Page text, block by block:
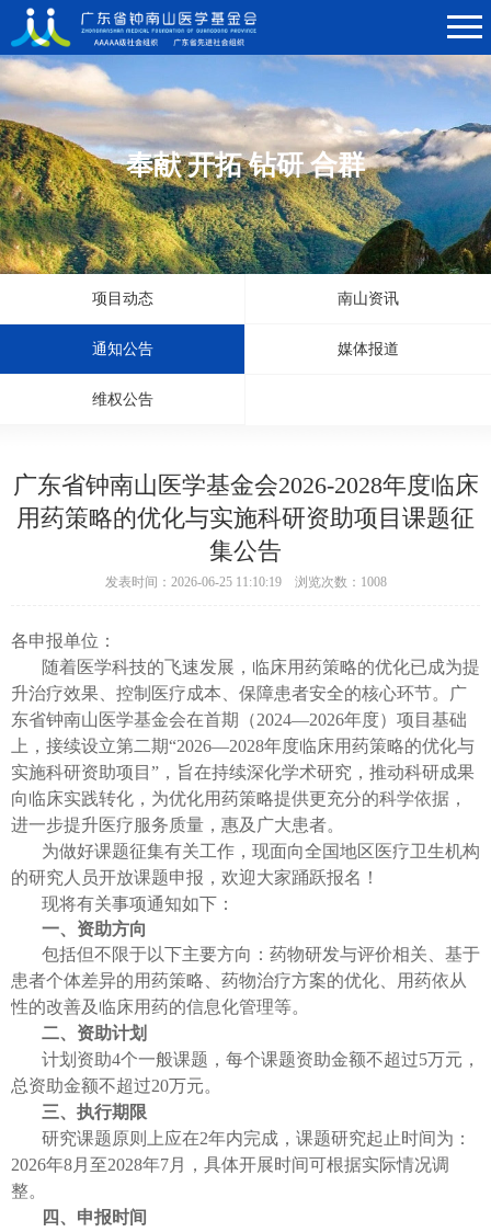
奉献 开拓 钻研 合群
项目动态 南山资讯
通知公告 媒体报道
维权公告
广东省钟南山医学基金会2026-2028年度临床
用药策略的优化与实施科研资助项目课题征
集公告
发表时间：2026-06-25 11:10:19 浏览次数：1008
各申报单位：
随着医学科技的飞速发展，临床用药策略的优化已成为提
升治疗效果、控制医疗成本、保障患者安全的核心环节。广
东省钟南山医学基金会在首期（2024—2026年度）项目基础
上，接续设立第二期“2026—2028年度临床用药策略的优化与
实施科研资助项目”，旨在持续深化学术研究，推动科研成果
向临床实践转化，为优化用药策略提供更充分的科学依据，
进一步提升医疗服务质量，惠及广大患者。
为做好课题征集有关工作，现面向全国地区医疗卫生机构
的研究人员开放课题申报，欢迎大家踊跃报名！
现将有关事项通知如下：
一、 资助方向
包括但不限于以下主要方向：药物研发与评价相关、基于
患者个体差异的用药策略、药物治疗方案的优化、用药依从
性的改善及临床用药的信息化管理等。
二、 资助计划
计划资助4个一般课题，每个课题资助金额不超过5万元，
总资助金额不超过20万元。
三、执行期限
研究课题原则上应在2年内完成，课题研究起止时间为：
2026年8月至2028年7月，具体开展时间可根据实际情况调
整。
四、申报时间